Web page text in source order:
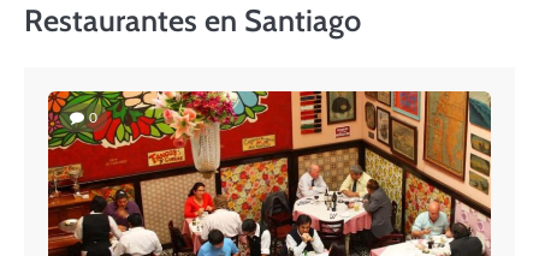
Restaurantes en Santiago
0